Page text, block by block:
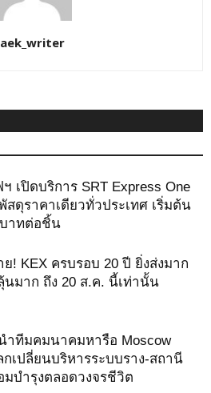
aek_writer
เปิดบริการ SRT Express One
สดุราคาเดียวทั่วประเทศ เริ่มต้น
บาทต่อชิ้น
ย! KEX ครบรอบ 20 ปี ยิ่งส่งมาก
นมาก ถึง 20 ส.ค. นี้เท่านั้น
ำทีมคมนาคมหารือ Moscow
กเปลี่ยนบริหารระบบราง-สถานี
บำรุงตลอดวงจรชีวิต